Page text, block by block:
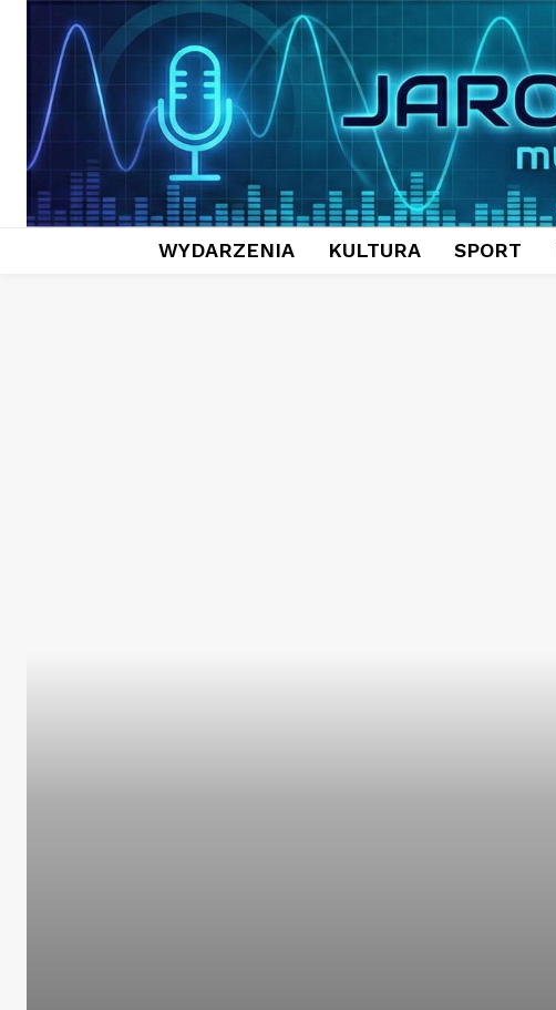
WYDARZENIA KULTURA SPORT